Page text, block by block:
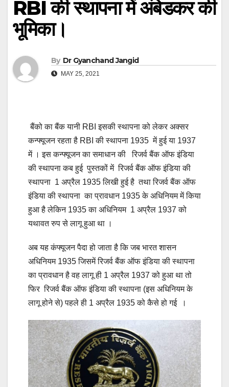
RBI की स्थापना में अंबेडकर की
भूमिका।
By Dr Gyanchand Jangid
MAY 25, 2021
बैंको का बैंक यानी RBI इसकी स्थापना को लेकर अक्सर
कन्फ्यूजन रहता है RBI की स्थापना 1935 में हुई या 1937
में । इस कन्फ्यूजन का समाधान की रिजर्व बैंक ऑफ इंडिया
की स्थापना कब हुई पुस्तकों में रिजर्व बैंक ऑफ इंडिया की
स्थापना 1 अप्रैल 1935 लिखी हुई है तथा रिजर्व बैंक ऑफ
इंडिया की स्थापना का प्रावधान 1935 के अधिनियम में किया
हुआ है लेकिन 1935 का अधिनियम 1 अप्रैल 1937 को
यथावत रुप से लागू हुआ था ।
अब यह कंफ्यूजन पैदा हो जाता है कि जब भारत शासन
अधिनियम 1935 जिसमें रिजर्व बैंक ऑफ इंडिया की स्थापना
का प्रावधान है वह लागू ही 1 अप्रैल 1937 को हुआ था तो
फिर रिजर्व बैंक ऑफ इंडिया की स्थापना (इस अधिनियम के
लागू होने से) पहले ही 1 अप्रैल 1935 को कैसे हो गई ।